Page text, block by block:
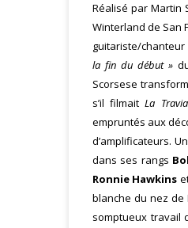
Réalisé par Martin
Winterland de San
guitariste/
la fin du début »
Scorsese
s’il filmaitLa
empruntés aux
d’amplificateurs.
dans ses rangs
Ronnie Hawkins
blanche du nez de
somptueux travail